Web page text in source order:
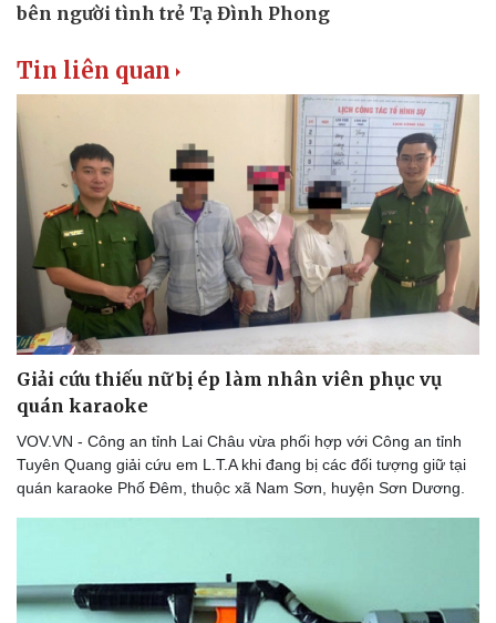
Lịch thi đấu bóng đá
Thế giới thể thao
Xe máy
Tư vấn
Tin liên quan
Giải cứu thiếu nữ bị ép làm nhân viên phục vụ
quán karaoke
VOV.VN - Công an tỉnh Lai Châu vừa phối hợp với Công an tỉnh
Tuyên Quang giải cứu em L.T.A khi đang bị các đối tượng giữ tại
quán karaoke Phố Đêm, thuộc xã Nam Sơn, huyện Sơn Dương.